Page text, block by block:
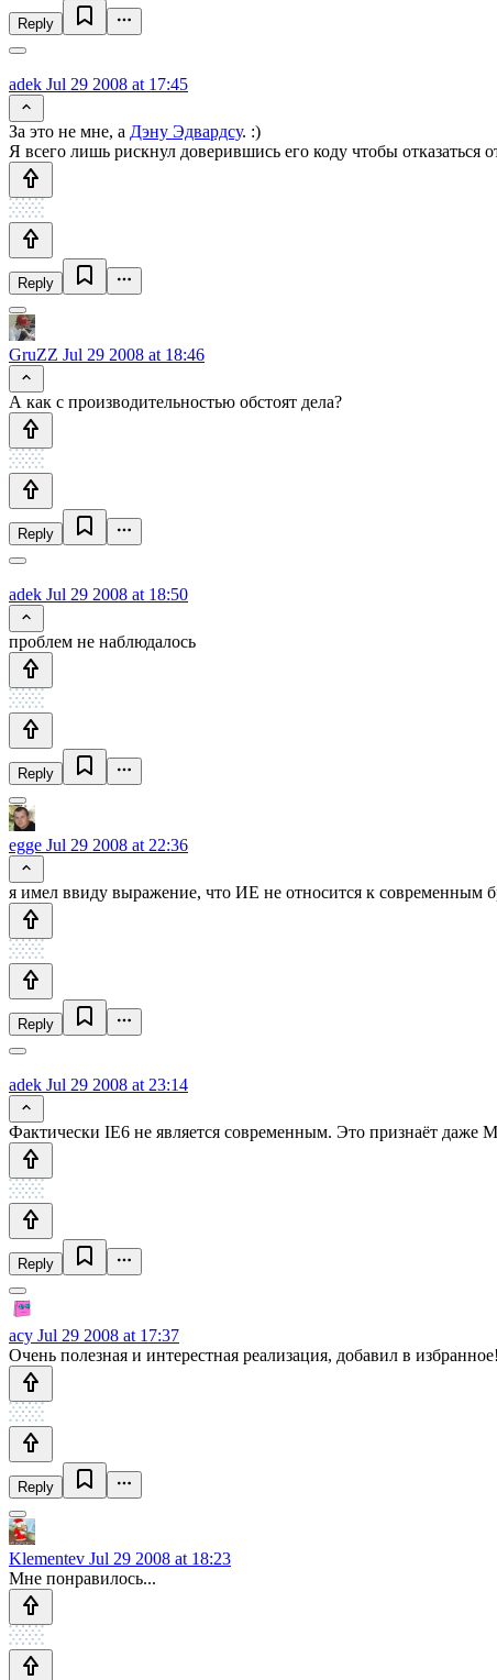
Reply
adek Jul 29 2008 at 17:45
За это не мне, а Дэну Эдвардсу. :)
Я всего лишь рискнул доверившись его коду чтобы отказаться
Reply
GruZZ Jul 29 2008 at 18:46
А как с производительностью обстоят дела?
Reply
adek Jul 29 2008 at 18:50
проблем не наблюдалось
Reply
egge Jul 29 2008 at 22:36
я имел ввиду выражение, что ИЕ не относится к современным
Reply
adek Jul 29 2008 at 23:14
Фактически IE6 не является современным. Это признаёт даже
Reply
acy Jul 29 2008 at 17:37
Очень полезная и интерестная реализация, добавил в избранное!
Reply
Klementev Jul 29 2008 at 18:23
Мне понравилось...